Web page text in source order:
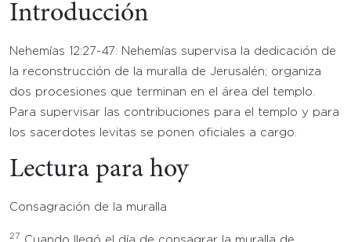
Introducción
Nehemías 12:27-47: Nehemías supervisa la dedicación de
la reconstrucción de la muralla de Jerusalén; organiza
dos procesiones que terminan en el área del templo.
Para supervisar las contribuciones para el templo y para
los sacerdotes levitas se ponen oficiales a cargo.
Lectura para hoy
Consagración de la muralla
27